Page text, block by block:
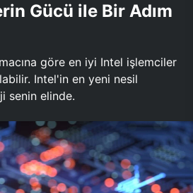
Gücü ile Bir Adım
göre en iyi Intel işlemciler
Intel'in en yeni nesil
senin elinde.